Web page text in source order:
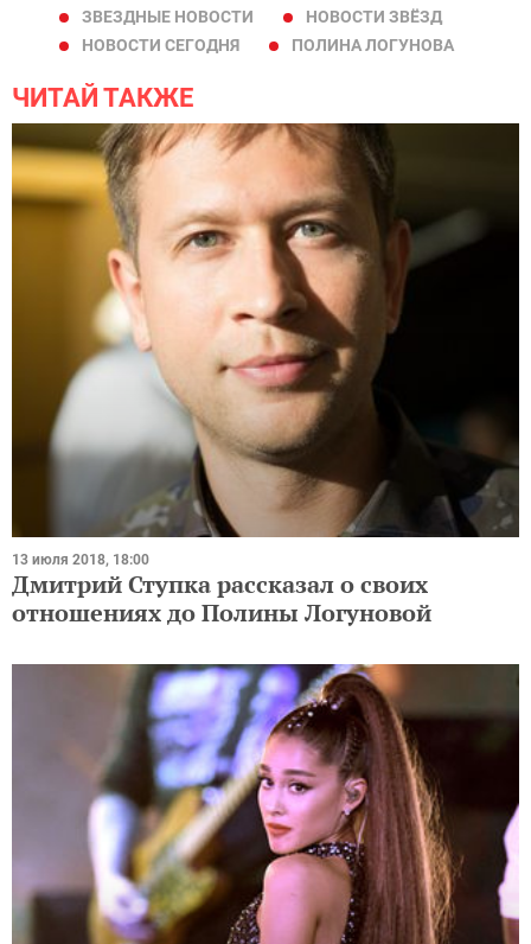
ЗВЕЗДНЫЕ НОВОСТИ
НОВОСТИ ЗВЁЗД
НОВОСТИ СЕГОДНЯ
ПОЛИНА ЛОГУНОВА
ЧИТАЙ ТАКЖЕ
13 июля 2018, 18:00
Дмитрий Ступка рассказал о своих
отношениях до Полины Логуновой